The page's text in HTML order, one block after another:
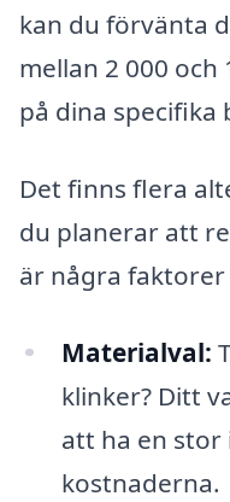
kan du förvänta
mellan 2 000
på dina specifika
Det finns flera
du planerar att
är några
Materialval:
klinker? Ditt
att ha en stor
kostnaderna.